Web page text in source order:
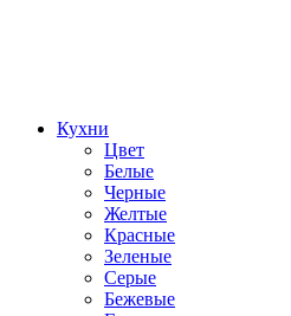
Кухни
Цвет
Белые
Черные
Желтые
Красные
Зеленые
Серые
Бежевые